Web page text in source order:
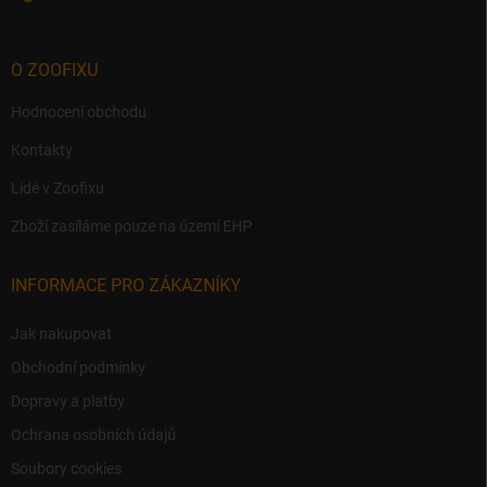
O ZOOFIXU
Hodnocení obchodu
Kontakty
Lidé v Zoofixu
Zboží zasíláme pouze na území EHP
INFORMACE PRO ZÁKAZNÍKY
Jak nakupovat
Obchodní podmínky
Dopravy a platby
Ochrana osobních údajů
Soubory cookies